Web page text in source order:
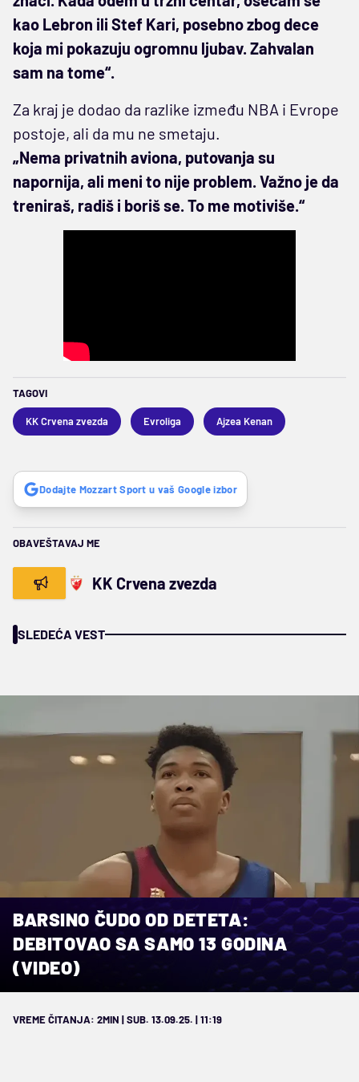
kao Lebron ili Stef Kari, posebno zbog dece
koja mi pokazuju ogromnu ljubav. Zahvalan
sam na tome“.
Za kraj je dodao da razlike između NBA i Evrope
postoje, ali da mu ne smetaju.
„Nema privatnih aviona, putovanja su
napornija, ali meni to nije problem. Važno je da
treniraš, radiš i boriš se. To me motiviše.“
TAGOVI
KK Crvena zvezda Evroliga Ajzea Kenan
Dodajte Mozzart Sport u vaš Google izbor
OBAVEŠTAVAJ ME
KK Crvena zvezda
SLEDEĆA VEST
BARSINO ČUDO OD DETETA:
DEBITOVAO SA SAMO 13 GODINA
(VIDEO)
VREME ČITANJA: 2MIN | SUB. 13.09.25. | 11:19